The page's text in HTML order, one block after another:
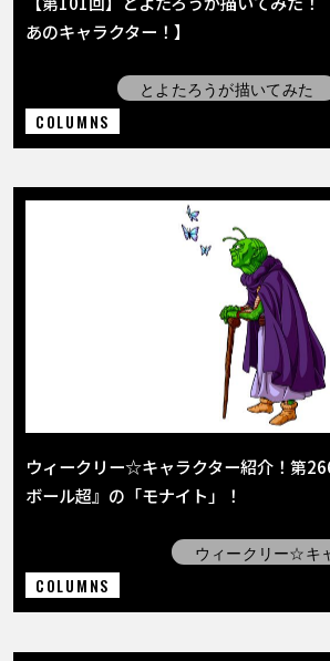
あのキャラクター！】
とよたろうが描いてみた
COLUMNS
ウィークリー☆キャラクター紹介！第
ボール超』の「モナイト」！
ウィークリー☆キ
COLUMNS